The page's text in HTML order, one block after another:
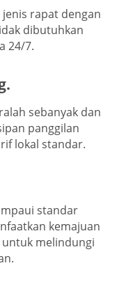
rapat dengan
dibutuhkan
24/7.
sebanyak dan
panggilan
lokal standar.
standar
kemajuan
melindungi